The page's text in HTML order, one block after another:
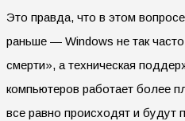
Это правда, что в этом
раньше — Windows не так
смерти», а техническая
компьютеров работает более
все равно происходят и будут